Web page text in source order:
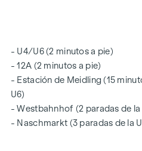
propietario y no constituyen
parte. La comisión de
Condiciones Generales de
para Agentes Inmobiliarios del
Comercio, Industria y
En caso de que se concluya el
- U4/U6 (2 minutos a pie)
- 12A (2 minutos a pie)
- Estación de Meidling (15
U6)
- Westbahnhof (2 paradas de la
- Naschmarkt (3 paradas de la